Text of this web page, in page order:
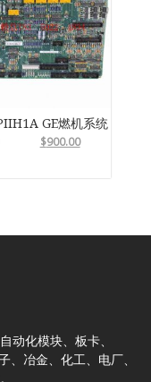
控制系统
GE燃机系统
$900.00
动化模块、板卡、
、冶金、化工、电厂、